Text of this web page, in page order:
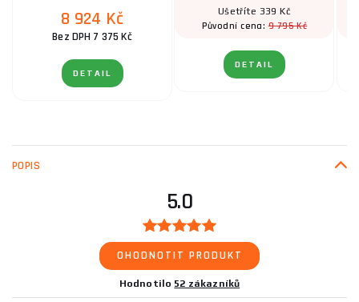
8 924 Kč
Bez DPH 7 375 Kč
DETAIL
Ušetříte 339 Kč
Původní cena:9 795 Kč
DETAIL
POPIS
5.0
OHODNOTIT PRODUKT
Hodnotilo 52 zákazníků